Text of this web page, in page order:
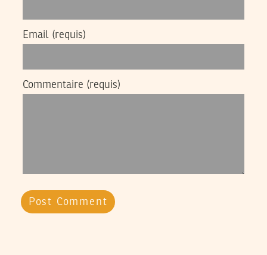
Email (requis)
Commentaire (requis)